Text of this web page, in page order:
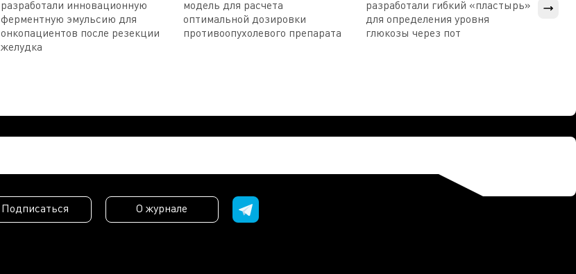
разработали инновационную
ферментную эмульсию для
онкопациентов после резекции
желудка
модель для расчета
оптимальной дозировки
противоопухолевого препарата
разработали гибкий «пластырь»
для определения уровня
глюкозы через пот
Подписаться О журнале